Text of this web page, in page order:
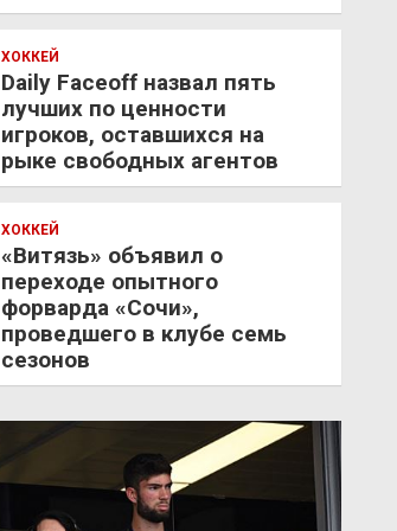
ХОККЕЙ
Daily Faceoff назвал пять
лучших по ценности
игроков, оставшихся на
рыке свободных агентов
ХОККЕЙ
«Витязь» объявил о
переходе опытного
форварда «Сочи»,
проведшего в клубе семь
сезонов